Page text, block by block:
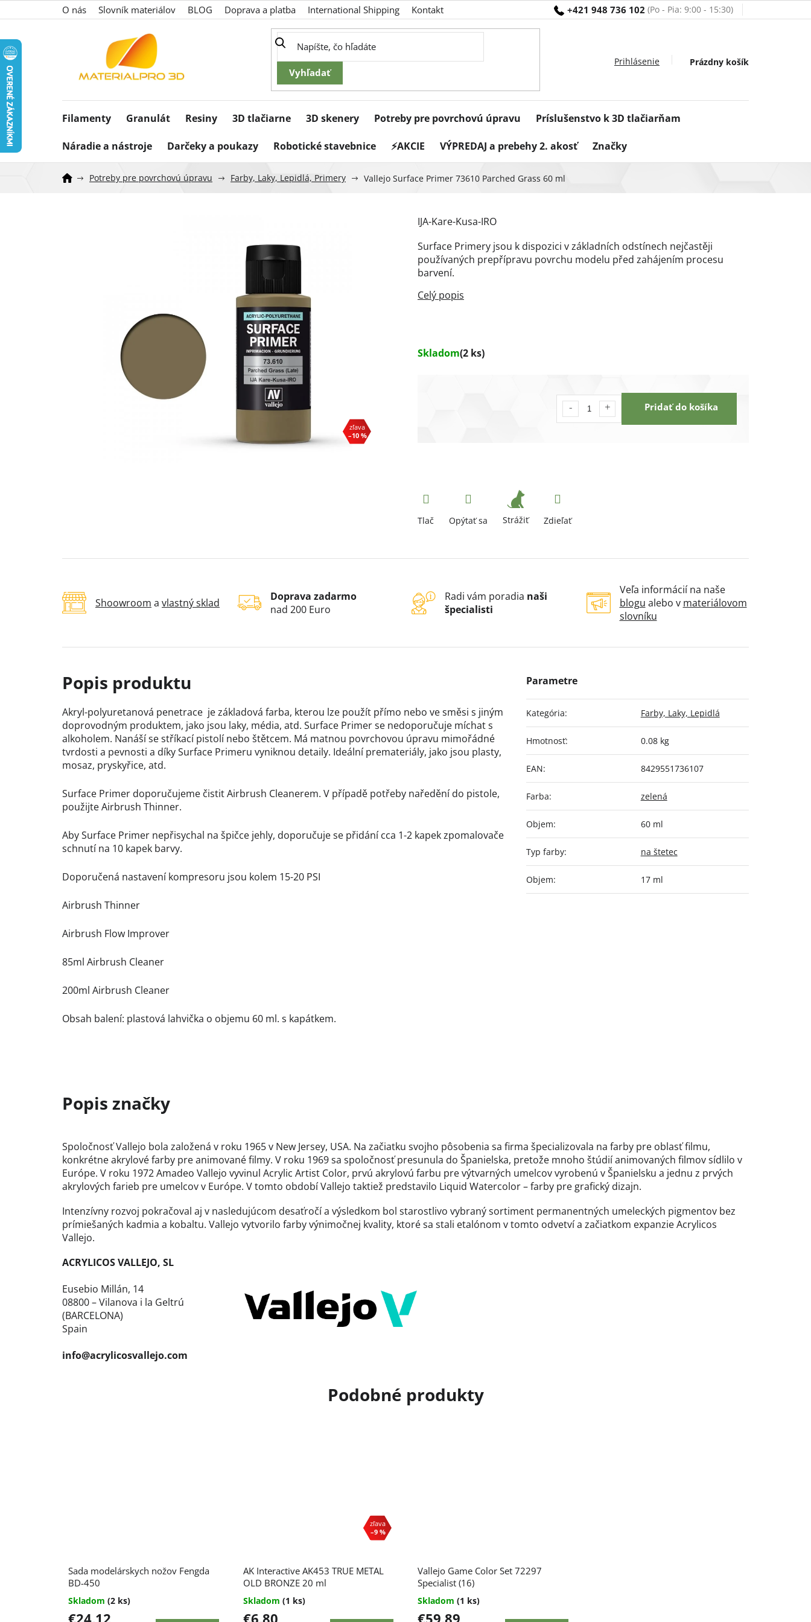
na
+421 948 736 102
O nás Slovník materiálov BLOG Doprava a platba International Shipping Kontakt
Nákupný
Prázdny košík
Filamenty Granulát Resiny 3D tlačiarne 3D skenery Potreby pre povrchovú úpravu Príslušenstvo k 3D tlačiarňam
Náradie a nástroje Darčeky a poukazy Robotické stavebnice ⚡AKCIE VÝPREDAJ a prebehy 2. akosť Značky
Potreby pre povrchovú úpravu Farby, Laky, Lepidlá, Primery Vallejo Surface Primer 73610 Parched Grass 60 ml
–10 %
Skladom(2 ks)
Pridať do košíka
IJA-Kare-Kusa-IRO
Surface Primery jsou k dispozici v základních odstínech nejčastěji
používaných prepřípravu povrchu modelu před zahájením procesu
barvení.
Tlač Opýtať sa Strážiť Zdieľať
Shoowroom a vlastný sklad
Doprava zadarmo
nad 200 Euro
Radi vám poradia naši
špecialisti
Veľa informácií na naše
blogu alebo v materiálovom
slovníku
Akryl-polyuretanová penetrace je základová farba, kterou lze použít přímo nebo ve směsi s jiným
doprovodným produktem, jako jsou laky, média, atd. Surface Primer se nedoporučuje míchat s
alkoholem. Nanáší se stříkací pistolí nebo štětcem. Má matnou povrchovou úpravu mimořádné
tvrdosti a pevnosti a díky Surface Primeru vyniknou detaily. Ideální premateriály, jako jsou plasty,
mosaz, pryskyřice, atd.
Surface Primer doporučujeme čistit Airbrush Cleanerem. V případě potřeby naředění do pistole,
použijte Airbrush Thinner.
Aby Surface Primer nepřisychal na špičce jehly, doporučuje se přidání cca 1-2 kapek zpomalovače
schnutí na 10 kapek barvy.
Doporučená nastavení kompresoru jsou kolem 15-20 PSI
Airbrush Thinner
Airbrush Flow Improver
85ml Airbrush Cleaner
200ml Airbrush Cleaner
Obsah balení: plastová lahvička o objemu 60 ml. s kapátkem.
Kategória: Farby, Laky, Lepidlá
Hmotnosť: 0.08 kg
EAN: 8429551736107
Farba: zelená
Objem: 60 ml
Typ farby: na štetec
Objem: 17 ml
Sada modelárskych nožov Fengda
BD-450
Skladom (2 ks)
–9 %
AK Interactive AK453 TRUE METAL
OLD BRONZE 20 ml
Skladom (1 ks)
Vallejo Game Color Set 72297
Specialist (16)
Skladom (1 ks)
Spoločnosť Vallejo bola založená v roku 1965 v New Jersey, USA. Na začiatku svojho pôsobenia sa firma špecializovala na farby pre oblasť filmu,
konkrétne akrylové farby pre animované filmy. V roku 1969 sa spoločnosť presunula do Španielska, pretože mnoho štúdií animovaných filmov sídlilo v
Európe. V roku 1972 Amadeo Vallejo vyvinul Acrylic Artist Color, prvú akrylovú farbu pre výtvarných umelcov vyrobenú v Španielsku a jednu z prvých
akrylových farieb pre umelcov v Európe. V tomto období Vallejo taktiež predstavilo Liquid Watercolor – farby pre grafický dizajn.
Intenzívny rozvoj pokračoval aj v nasledujúcom desaťročí a výsledkom bol starostlivo vybraný sortiment permanentných umeleckých pigmentov bez
prímiešaných kadmia a kobaltu. Vallejo vytvorilo farby výnimočnej kvality, ktoré sa stali etalónom v tomto odvetví a začiatkom expanzie Acrylicos
Vallejo.
ACRYLICOS VALLEJO, SL
Eusebio Millán, 14
08800 – Vilanova i la Geltrú
(BARCELONA)
Spain
info@acrylicosvallejo.com